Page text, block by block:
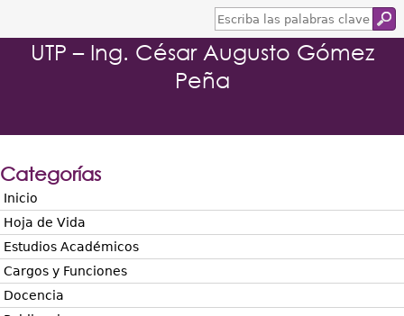
E
s
c
r
i
l
r
c
UTP – Ing. César Augusto Gómez
Peña
Categorías
Inicio
Hoja de Vida
Estudios Académicos
Cargos y Funciones
Docencia